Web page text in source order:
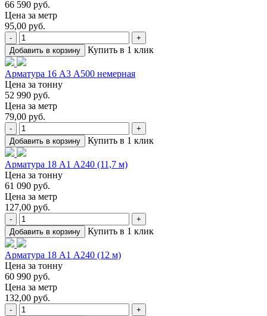
66 590 руб.
Цена за метр
95,00 руб.
-
+
Добавить в корзину
Купить в 1 клик
Арматура 16 А3 А500 немерная
Цена за тонну
52 990 руб.
Цена за метр
79,00 руб.
-
+
Добавить в корзину
Купить в 1 клик
Арматура 18 А1 А240 (11,7 м)
Цена за тонну
61 090 руб.
Цена за метр
127,00 руб.
-
+
Добавить в корзину
Купить в 1 клик
Арматура 18 А1 А240 (12 м)
Цена за тонну
60 990 руб.
Цена за метр
132,00 руб.
-
+